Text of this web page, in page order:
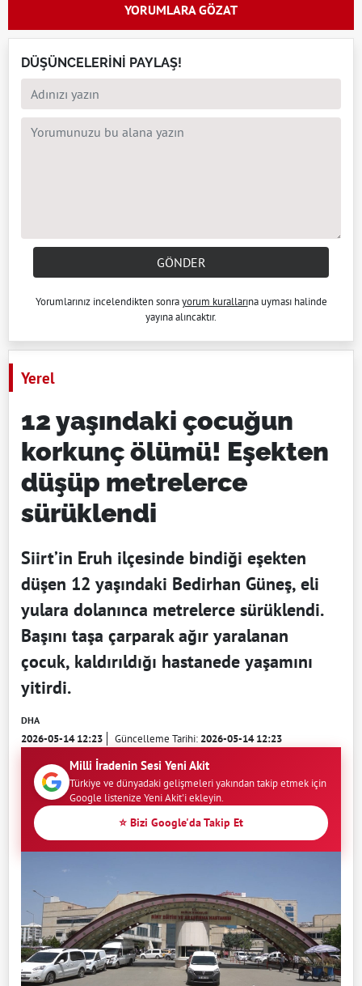
YORUMLARA GÖZAT
DÜŞÜNCELERİNİ PAYLAŞ!
GÖNDER
Yorumlarınız incelendikten sonrayorum kurallarına uyması halinde
yayına alıncaktır.
Yerel
12 yaşındaki çocuğun
korkunç ölümü! Eşekten
düşüp metrelerce
sürüklendi
Siirt’in Eruh ilçesinde bindiği eşekten
düşen 12 yaşındaki Bedirhan Güneş, eli
yulara dolanınca metrelerce sürüklendi.
Başını taşa çarparak ağır yaralanan
çocuk, kaldırıldığı hastanede yaşamını
yitirdi.
DHA
2026-05-14 12:23 Güncelleme Tarihi:2026-05-14 12:23
Milli İradenin Sesi Yeni Akit
Türkiye ve dünyadaki gelişmeleri yakından takip etmek için
Google listenize Yeni Akit'i ekleyin.
⭐ Bizi Google'da Takip Et